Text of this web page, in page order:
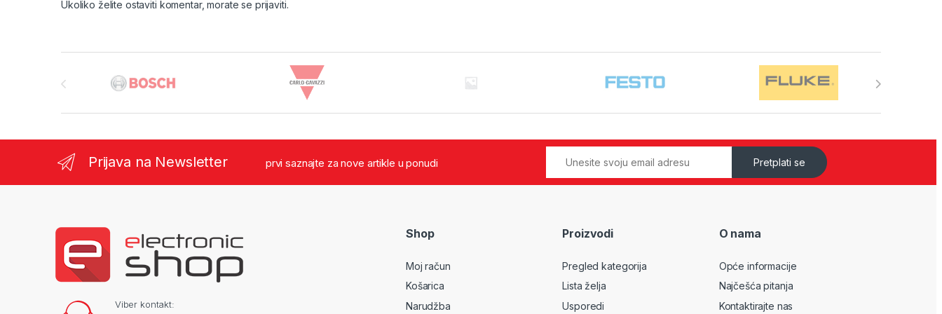
Ukoliko želite ostaviti komentar, morate se prijaviti.
Prijava na Newsletter prvi saznajte za nove artikle u ponudi Pretplati se
Viber kontakt:
Shop
Moj račun
Košarica
Narudžba
Proizvodi
Pregled kategorija
Lista želja
Usporedi
O nama
Opće informacije
Najčešća pitanja
Kontaktirajte nas